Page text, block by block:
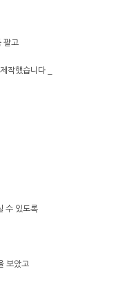
팔고
작했습니다 _
수 있도록
보았고